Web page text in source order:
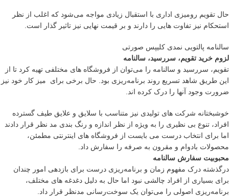
حال تقویم رومیزی اداری با استقبال زیادی مواجه می‌شود که اغلب از نظر
استحکام نیز تفاوت هایی را دارند و بر قیمت نهایی نیز تاثیر گذار است.
سالنامه پالتویی نمدی کلیپس صورتی
لزوم خرید تقویم، سررسید، سالنامه
تقویم، سررسید و سالنامه را می‌توان از فروشگاه های مختلفی تهیه کرد تا از
این طریق شاهد تسریع روند برنامه‌ریزی بود. حال برخی برای میز کار خود نیز
ضرورت وجود آنها را درک کرده اند.
خوشبختانه شرکت های تولیدی نیز متناسب با سلایق و علایق طیف گسترده
افراد، تنوع بی نظیری را به ویژه از نظر اندازه و رنگ بندی مد نظر قرار دادند
اما برای انتخاب درست می بایست از فروشگاه های اینترنتی مطمئن،
محصولات بادوام و مقرون به صرفه را سفارش داد.
محبوبیت سفارش سالنامه
درگذشته درک مفهوم زمان و برنامه‌ریزی درست برای بازدهی امور چندان
برای بسیاری از افراد چالشی نبود اما حال به دلیل دغدغه های مختلف،
برنامه‌ریزی اصولی را می‌توان یک سوخت‌رسانی مدنظر قرار داد.